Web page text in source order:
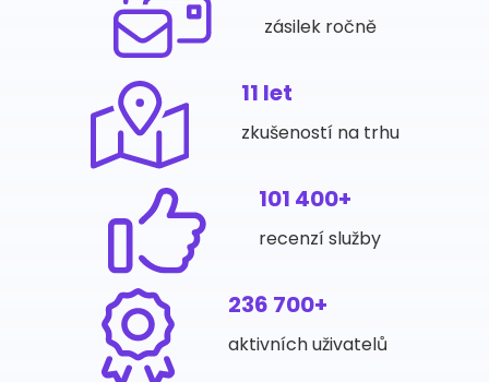
zásilek ročně
11 let
zkušeností na trhu
101 400+
recenzí služby
236 700+
aktivních uživatelů